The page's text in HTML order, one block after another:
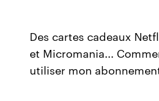
Des cartes cadeaux
et Micromania...
utiliser mon